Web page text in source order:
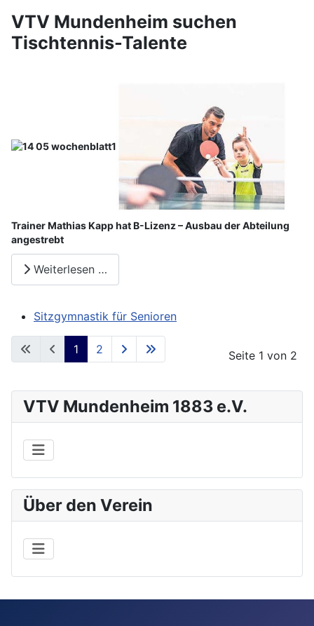
VTV Mundenheim 1883 e.V.
Über den Verein
VTV Mundenheim suchen
Tischtennis-Talente
Trainer Mathias Kapp hat B-Lizenz – Ausbau der Abteilung
angestrebt
Weiterlesen …
Sitzgymnastik für Senioren
Seite 1 von 2
1 2